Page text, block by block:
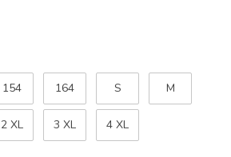
154 164 S M
2 XL 3 XL 4 XL